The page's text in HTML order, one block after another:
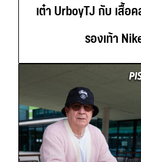
เต๋า UrboyTJ กับ เสื้อ
รองเท้า